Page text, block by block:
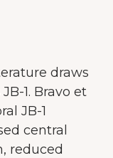
draws
1. Bravo et
JB-1
central
reduced